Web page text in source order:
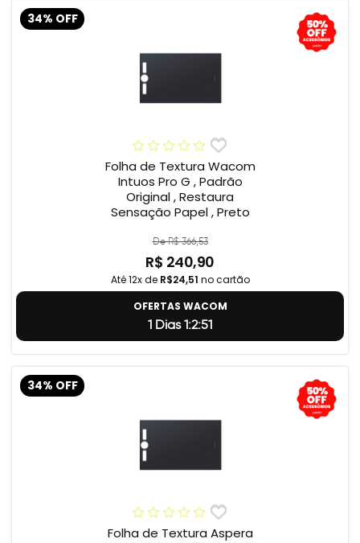
34% OFF
Folha de Textura Wacom
Intuos Pro G , Padrão
Original , Restaura
Sensação Papel , Preto
De R$ 366,53
R$ 240,90
Até 12x de R$24,51 no cartão
OFERTAS WACOM
1 Dias 1:2:50
34% OFF
Folha de Textura Aspera